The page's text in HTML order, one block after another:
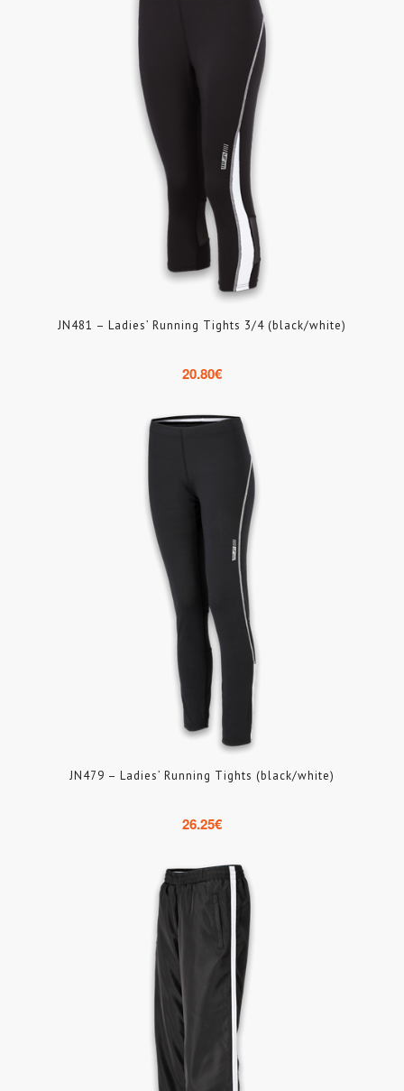
JN481 – Ladies’ Running Tights 3/4 (black/white)
20.80€
JN479 – Ladies’ Running Tights (black/white)
26.25€